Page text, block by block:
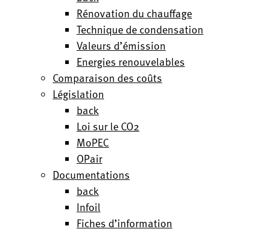
Rénovation du chauffage
Technique de condensation
Valeurs d’émission
Energies renouvelables
Comparaison des coûts
Législation
back
Loi sur le CO2
MoPEC
OPair
Documentations
back
Infoil
Fiches d’information